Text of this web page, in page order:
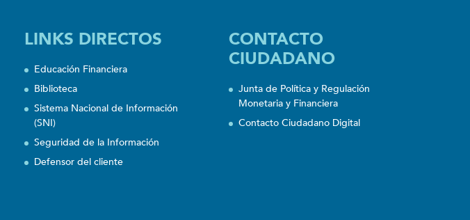
LINKS DIRECTOS
Educación Financiera
Biblioteca
Sistema Nacional de Información
(SNI)
Seguridad de la Información
Defensor del cliente
CONTACTO
CIUDADANO
Junta de Política y Regulación
Monetaria y Financiera
Contacto Ciudadano Digital